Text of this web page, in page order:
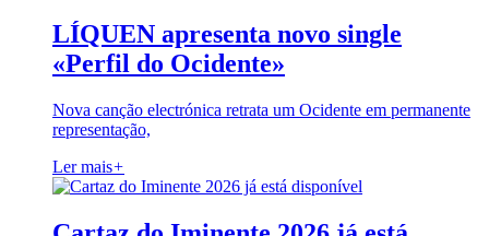
LÍQUEN apresenta novo single
«Perfil do Ocidente»
Nova canção electrónica retrata um Ocidente em permanente
representação,
Ler mais+